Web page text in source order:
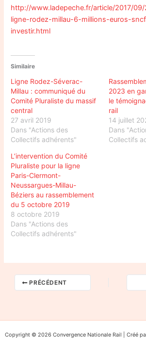
http://www.ladepeche.fr/article/2017/
ligne-rodez-millau-6-millions-euros-
investir.html
Similaire
Ligne Rodez-Séverac-
Millau : communiqué du
Comité Pluraliste du massif
central
27 avril 2019
Dans "Actions des
Collectifs adhérents"
2023 en
le
rail
14 juillet
Dans
Collectifs
L’intervention du Comité
Pluraliste pour la ligne
Paris-Clermont-
Neussargues-Millau-
Béziers au rassemblement
du 5 octobre 2019
8 octobre 2019
Dans "Actions des
Collectifs adhérents"
PRÉCÉDENT
Copyright © 2026 Convergence Nationale Rail | Créé